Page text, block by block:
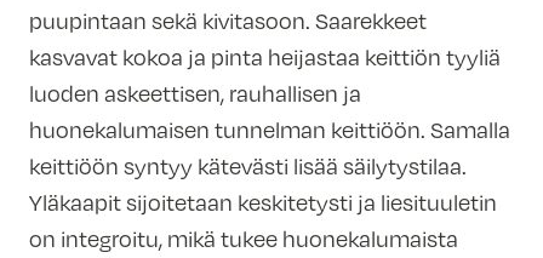
puupintaan sekä kivitasoon. Saarekkeet
kasvavat kokoa ja pinta heijastaa keittiön tyyliä
luoden askeettisen, rauhallisen ja
huonekalumaisen tunnelman keittiöön. Samalla
keittiöön syntyy kätevästi lisää säilytystilaa.
Yläkaapit sijoitetaan keskitetysti ja liesituuletin
on integroitu, mikä tukee huonekalumaista